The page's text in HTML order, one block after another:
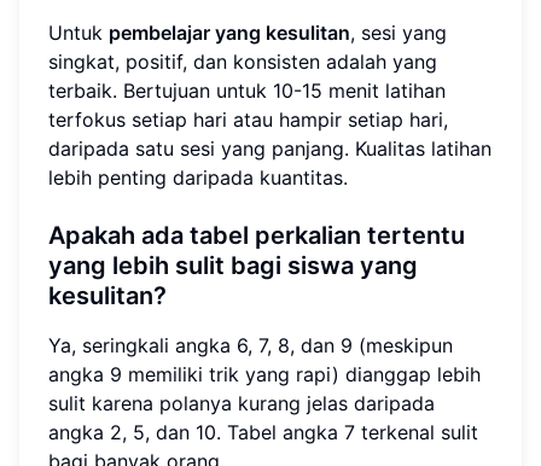
Untuk pembelajar yang kesulitan, sesi yang
singkat, positif, dan konsisten adalah yang
terbaik. Bertujuan untuk 10-15 menit latihan
terfokus setiap hari atau hampir setiap hari,
daripada satu sesi yang panjang. Kualitas latihan
lebih penting daripada kuantitas.
Apakah ada tabel perkalian tertentu
yang lebih sulit bagi siswa yang
kesulitan?
Ya, seringkali angka 6, 7, 8, dan 9 (meskipun
angka 9 memiliki trik yang rapi) dianggap lebih
sulit karena polanya kurang jelas daripada
angka 2, 5, dan 10. Tabel angka 7 terkenal sulit